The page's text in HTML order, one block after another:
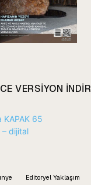
VERSIYON INDIR
Editoryel Yaklaşım